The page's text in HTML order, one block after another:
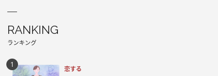
RANKING
ランキング
恋する